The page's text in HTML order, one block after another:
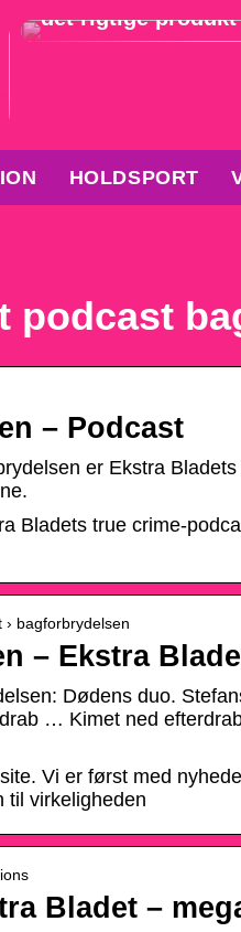
det rigtige produkt
HOLDSPORT
podcast
– Podcast
er Ekstra
Bladets true crime-
› bagforbrydelsen
– Ekstra
Dødens duo.
… Kimet ned
Vi er først med
til virkeligheden
Bladet –